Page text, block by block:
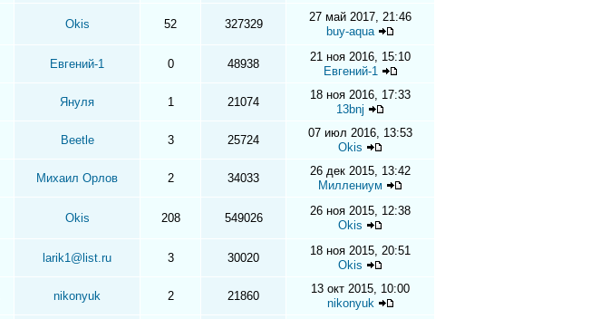
Okis 52 327329
27 май 2017, 21:46
buy-aqua
Евгений-1 0 48938
21 ноя 2016, 15:10
Евгений-1
Януля 1 21074
18 ноя 2016, 17:33
13bnj
Beetle 3 25724
07 июл 2016, 13:53
Okis
Михаил Орлов 2 34033
26 дек 2015, 13:42
Миллениум
Okis 208 549026
26 ноя 2015, 12:38
Okis
larik1@list.ru 3 30020
18 ноя 2015, 20:51
Okis
nikonyuk 2 21860
13 окт 2015, 10:00
nikonyuk